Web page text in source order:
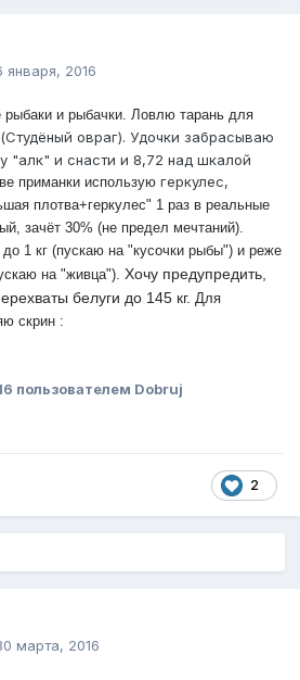
января, 2016
и рыбачки. Ловлю тарань для
овраг). Удочки забрасываю
"алк" и снасти и 8,72 над шкалой
приманки использую геркулес,
плотва+геркулес" 1 раз в реальные
зачёт 30% (не предел мечтаний).
1 кг (пускаю на "кусочки рыбы") и реже
на "живца"). Хочу предупредить,
белуги до 145 кг. Для
скрин :
пользователем Dobruj
2
марта, 2016